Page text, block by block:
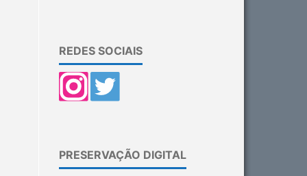
REDES SOCIAIS
PRESERVAÇÃO DIGITAL